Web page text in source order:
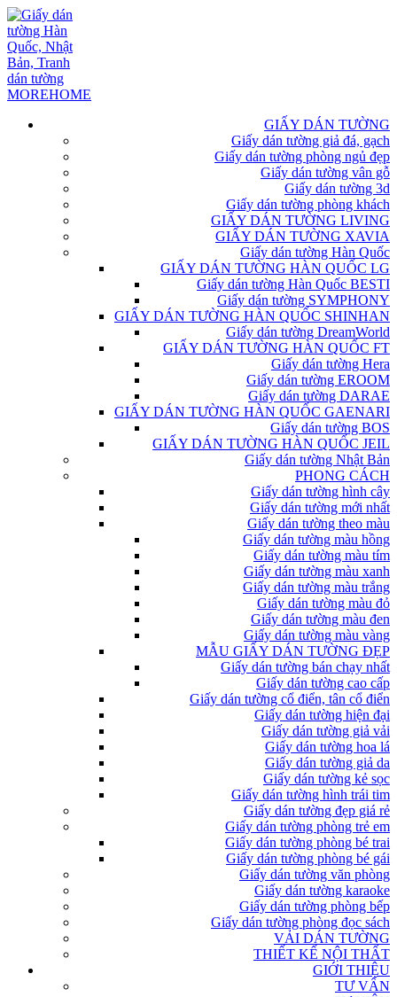
GIẤY DÁN TƯỜNG
Giấy dán tường giả đá, gạch
Giấy dán tường phòng ngủ đẹp
Giấy dán tường vân gỗ
Giấy dán tường 3d
Giấy dán tường phòng khách
GIẤY DÁN TƯỜNG LIVING
GIẤY DÁN TƯỜNG XAVIA
Giấy dán tường Hàn Quốc
GIẤY DÁN TƯỜNG HÀN QUỐC LG
Giấy dán tường Hàn Quốc BESTI
Giấy dán tường SYMPHONY
GIẤY DÁN TƯỜNG HÀN QUỐC SHINHAN
Giấy dán tường DreamWorld
GIẤY DÁN TƯỜNG HÀN QUỐC FT
Giấy dán tường Hera
Giấy dán tường EROOM
Giấy dán tường DARAE
GIẤY DÁN TƯỜNG HÀN QUỐC GAENARI
Giấy dán tường BOS
GIẤY DÁN TƯỜNG HÀN QUỐC JEIL
Giấy dán tường Nhật Bản
PHONG CÁCH
Giấy dán tường hình cây
Giấy dán tường mới nhất
Giấy dán tường theo màu
Giấy dán tường màu hồng
Giấy dán tường màu tím
Giấy dán tường màu xanh
Giấy dán tường màu trắng
Giấy dán tường màu đỏ
Giấy dán tường màu đen
Giấy dán tường màu vàng
MẪU GIẤY DÁN TƯỜNG ĐẸP
Giấy dán tường bán chạy nhất
Giấy dán tường cao cấp
Giấy dán tường cổ điển, tân cổ điển
Giấy dán tường hiện đại
Giấy dán tường giả vải
Giấy dán tường hoa lá
Giấy dán tường giả da
Giấy dán tường kẻ sọc
Giấy dán tường hình trái tim
Giấy dán tường đẹp giá rẻ
Giấy dán tường phòng trẻ em
Giấy dán tường phòng bé trai
Giấy dán tường phòng bé gái
Giấy dán tường văn phòng
Giấy dán tường karaoke
Giấy dán tường phòng bếp
Giấy dán tường phòng đọc sách
VẢI DÁN TƯỜNG
THIẾT KẾ NỘI THẤT
GIỚI THIỆU
TƯ VẤN